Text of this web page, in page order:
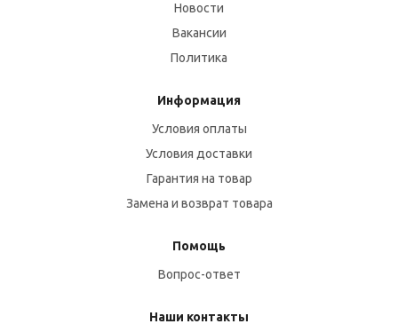
Новости
Вакансии
Политика
Информация
Условия оплаты
Условия доставки
Гарантия на товар
Замена и возврат товара
Помощь
Вопрос-ответ
Наши контакты